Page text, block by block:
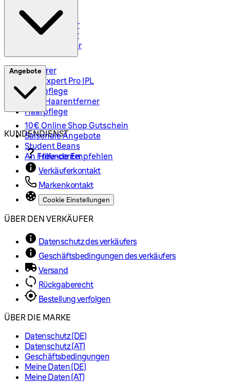
Rasiersets
Rasierzubehör
Body Groomer
Haarschneider
Epilierer
Silk-Expert Pro IPL
Hautpflege
Mini-Haarentferner
Haarpflege
Angebote
10€ Online Shop Gutschein
Saisonale Angebote
Student Beans
An Freunde Empfehlen
KUNDENDIENST
Hilfe-center
Verkäuferkontakt
Markenkontakt
Cookie Einstellungen
ÜBER DEN VERKÄUFER
Datenschutz des verkäufers
Geschäftsbedingungen des verkäufers
Versand
Rückgaberecht
Bestellung verfolgen
ÜBER DIE MARKE
Datenschutz (DE)
Datenschutz (AT)
Geschäftsbedingungen
Meine Daten (DE)
Meine Daten (AT)